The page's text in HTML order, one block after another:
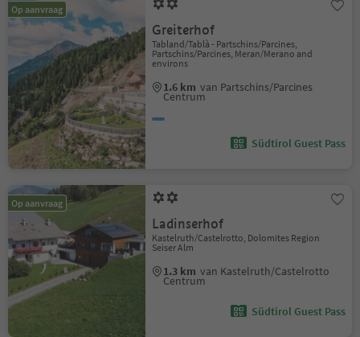
Op aanvraag
Greiterhof
Tabland/Tablà - Partschins/Parcines,
Partschins/Parcines, Meran/Merano and
environs
1.6 km van Partschins/Parcines
Centrum
Südtirol Guest Pass
Op aanvraag
Ladinserhof
Kastelruth/Castelrotto, Dolomites Region
Seiser Alm
1.3 km van Kastelruth/Castelrotto
Centrum
Südtirol Guest Pass